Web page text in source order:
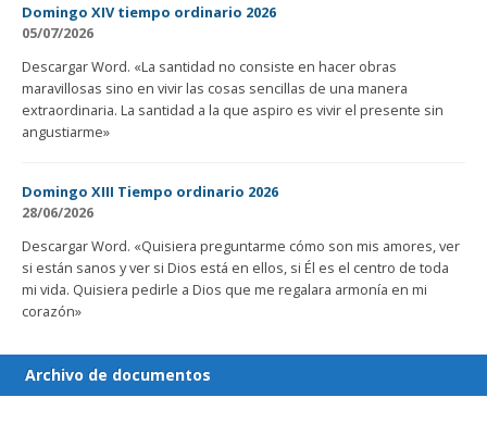
Domingo XIV tiempo ordinario 2026
05/07/2026
Descargar Word. «La santidad no consiste en hacer obras
maravillosas sino en vivir las cosas sencillas de una manera
extraordinaria. La santidad a la que aspiro es vivir el presente sin
angustiarme»
Domingo XIII Tiempo ordinario 2026
28/06/2026
Descargar Word. «Quisiera preguntarme cómo son mis amores, ver
si están sanos y ver si Dios está en ellos, si Él es el centro de toda
mi vida. Quisiera pedirle a Dios que me regalara armonía en mi
corazón»
Archivo de documentos